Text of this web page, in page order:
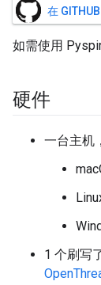
在
如需使用
硬件
一台主机
1 个刷写